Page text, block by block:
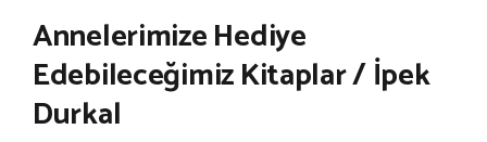
Annelerimize Hediye
Edebileceğimiz Kitaplar / İpek
Durkal